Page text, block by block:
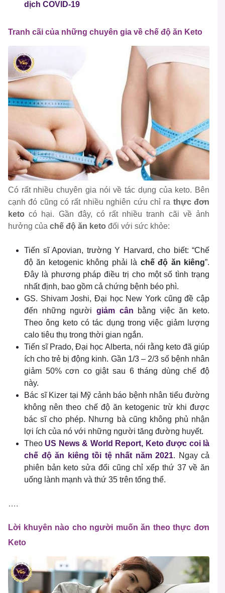
dịch COVID-19
Tranh cãi của những chuyên gia về chế độ ăn Keto
Có rất nhiều chuyên gia nói về tác dụng của keto. Bên
cạnh đó cũng có rất nhiều nghiên cứu chỉ ra thực đơn
keto có hại. Gần đây, có rất nhiều tranh cãi về ảnh
hưởng của chế độ ăn keto đối với sức khỏe:
Tiến sĩ Apovian, trường Y Harvard, cho biết: “Chế
độ ăn ketogenic không phải là chế độ ăn kiêng”.
Đây là phương pháp điều trị cho một số tình trạng
nhất định, bao gồm cả chứng bệnh béo phì.
GS. Shivam Joshi, Đại học New York cũng đề cập
đến những người giảm cân bằng việc ăn keto.
Theo ông keto có tác dụng trong việc giảm lượng
calo tiêu thụ trong thời gian ngắn.
Tiến sĩ Prado, Đại học Alberta, nói rằng keto đã giúp
ích cho trẻ bị động kinh. Gần 1/3 – 2/3 số bệnh nhân
giảm 50% cơn co giật sau 6 tháng dùng chế độ
này.
Bác sĩ Kizer tại Mỹ cảnh báo bệnh nhân tiểu đường
không nên theo chế độ ăn ketogenic trừ khi được
bác sĩ cho phép. Nhưng bà cũng không phủ nhận
lợi ích của nó với những người tăng đường huyết.
Theo US News & World Report, Keto được coi là
chế độ ăn kiêng tồi tệ nhất năm 2021. Ngay cả
phiên bản keto sửa đổi cũng chỉ xếp thứ 37 về ăn
uống lành mạnh và thứ 35 trên tổng thể.
….
Lời khuyên nào cho người muốn ăn theo thực đơn
Keto